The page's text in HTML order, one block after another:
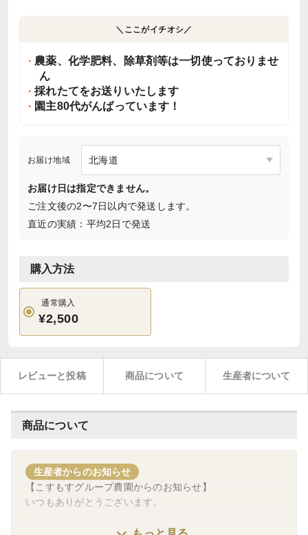
＼ここがイチオシ／
農薬、化学肥料、除草剤等は一切使っておりませ
ん
採れたてをお送りいたします
園主80代がんばっています！
お届け地域
お届け日は指定できません。
ご注文後の2〜7日以内で発送します。
直近の実績：平均2日で発送
購入方法
通常購入
¥2,500
レビューと投稿 商品について 生産者について
商品について
生産者からのお知らせ
【こすもすグループ農園からのお知らせ】
いつもありがとうございます。
※お待たせいたしました。いよいよ今年の夏のスイカの発